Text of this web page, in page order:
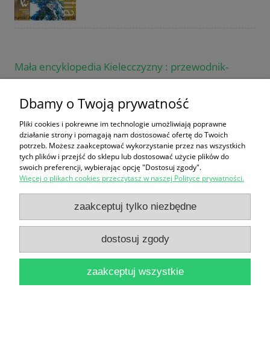
Mała encyklopedia Kielecczyzny : przewodnik-
do koszyka
Pochodzenie życia : Encyklopedia "Wiedza I Życie" /
Clint Twist
Dbamy o Twoją prywatność
Pliki cookies i pokrewne im technologie umożliwiają poprawne
działanie strony i pomagają nam dostosować ofertę do Twoich
potrzeb. Możesz zaakceptować wykorzystanie przez nas wszystkich
tych plików i przejść do sklepu lub dostosować użycie plików do
swoich preferencji, wybierając opcję "Dostosuj zgody".
Więcej o plikach cookies przeczytasz w naszej Polityce prywatności.
zaakceptuj tylko niezbędne
dostosuj zgody
zaakceptuj wszystkie